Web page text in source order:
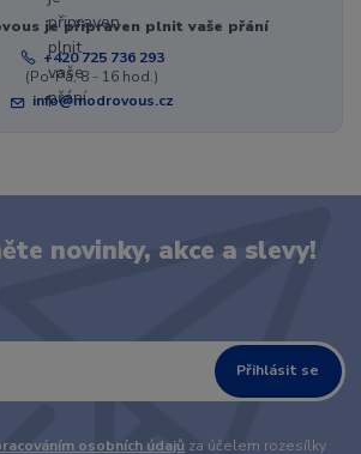
je připraven plnit vaše přání
+420 725 736 293
(Po-Pá, 8 - 16 hod.)
info@modrovous.cz
novinky, akce a slevy!
Přihlásit se
osobních údajů za účelem rozesílky